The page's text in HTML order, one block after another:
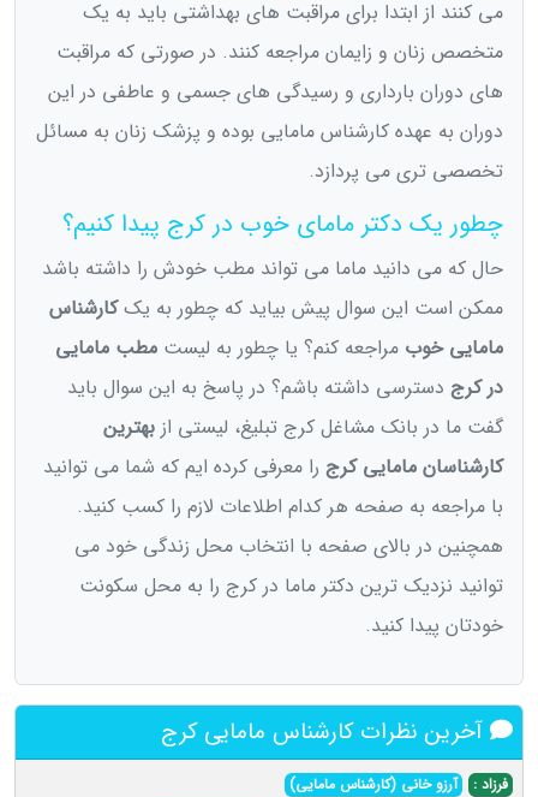
می کنند از ابتدا برای مراقبت های بهداشتی باید به یک
متخصص زنان و زایمان مراجعه کنند. در صورتی که مراقبت
های دوران بارداری و رسیدگی های جسمی و عاطفی در این
دوران به عهده کارشناس مامایی بوده و پزشک زنان به مسائل
تخصصی تری می پردازد.
چطور یک دکتر مامای خوب در کرج پیدا کنیم؟
حال که می دانید ماما می تواند مطب خودش را داشته باشد
ممکن است این سوال پیش بیاید که چطور به یککارشناس
مامایی خوب مراجعه کنم؟ یا چطور به لیست مطب مامایی
در کرج دسترسی داشته باشم؟ در پاسخ به این سوال باید
گفت ما در بانک مشاغل کرج تبلیغ، لیستی از بهترین
کارشناسان مامایی کرج را معرفی کرده ایم که شما می توانید
با مراجعه به صفحه هر کدام اطلاعات لازم را کسب کنید.
همچنین در بالای صفحه با انتخاب محل زندگی خود می
توانید نزدیک ترین دکتر ماما در کرج را به محل سکونت
خودتان پیدا کنید.
آخرین نظرات کارشناس مامایی کرج
فرزاد : آرزو خاني (کارشناس مامايي)